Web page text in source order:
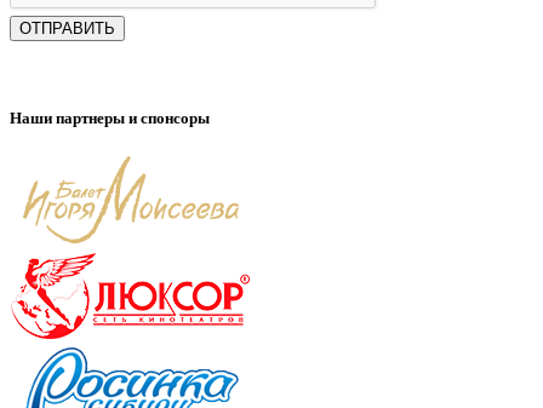
ОТПРАВИТЬ
Наши партнеры и спонсоры